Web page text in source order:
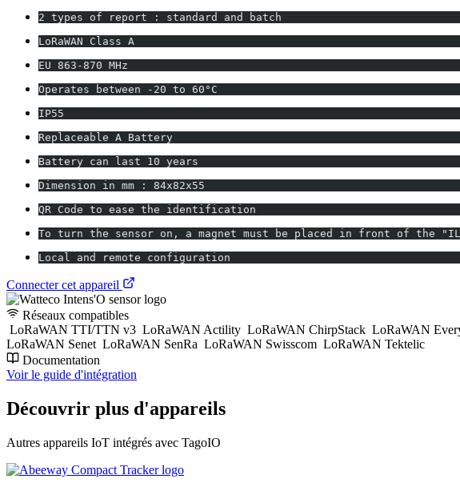
2 types of report : standard and batch
LoRaWAN Class A
EU 863-870 MHz
Operates between -20 to 60°C
IP55
Replaceable A Battery
Battery can last 10 years
Dimension in mm : 84x82x55
QR Code to ease the identification
To turn the sensor on, a magnet must be placed in front of the
Local and remote configuration
Connecter cet appareil
Réseaux compatibles
LoRaWAN TTI/TTN v3 LoRaWAN Actility LoRaWAN ChirpStack LoRaWAN
LoRaWAN Senet LoRaWAN SenRa LoRaWAN Swisscom LoRaWAN Tektelic
Documentation
Voir le guide d'intégration
Découvrir plus d'appareils
Autres appareils IoT intégrés avec TagoIO